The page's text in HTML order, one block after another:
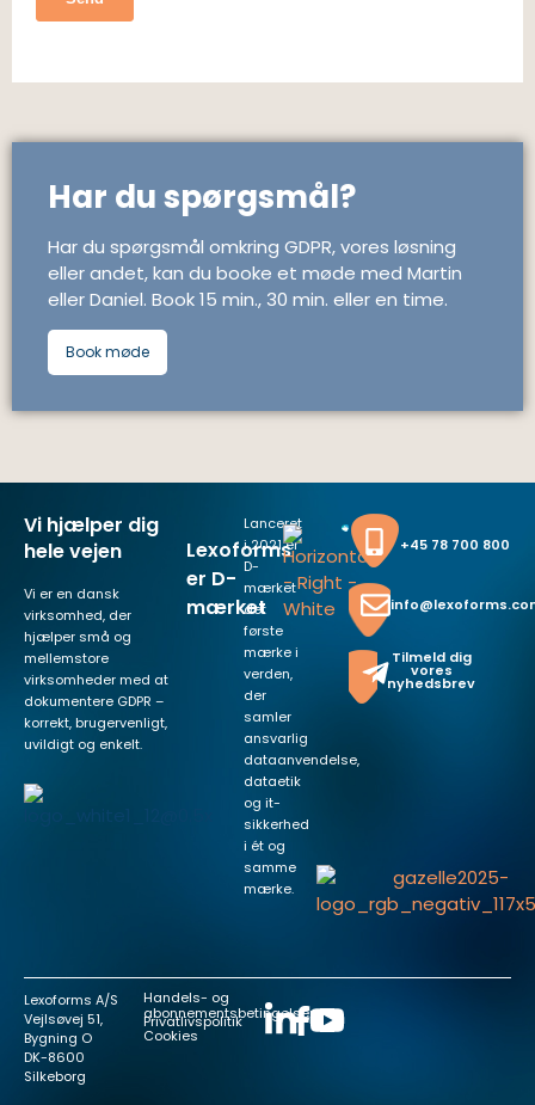
Har du spørgsmål?
Har du spørgsmål omkring GDPR, vores løsning
eller andet, kan du booke et møde med Martin
eller Daniel. Book 15 min., 30 min. eller en time.
Book møde
Vi hjælper dig
hele vejen
Vi er en dansk
virksomhed, der
hjælper små og
mellemstore
virksomheder med at
dokumentere GDPR –
korrekt, brugervenligt,
uvildigt og enkelt.
Lexoforms
er D-
mærket
Lanceret
i 2021 er
D-
mærket
det
første
mærke i
verden,
der
samler
ansvarlig
dataanvendelse,
dataetik
og it-
sikkerhed
i ét og
samme
mærke.
+45 78 700 800
Tilmeld dig
vores
nyhedsbrev
Lexoforms A/S
Vejlsøvej 51,
Bygning O
DK-8600
Silkeborg
Handels- og
abonnementsbetingelser
Privatlivspolitik
Cookies